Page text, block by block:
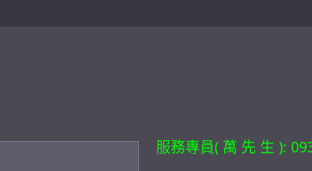
服務專員( 萬 先 生 ):